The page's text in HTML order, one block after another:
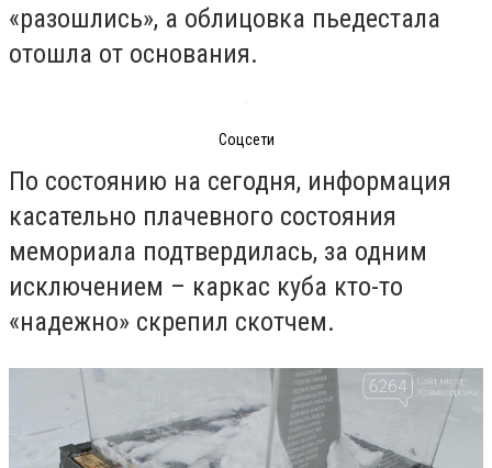
«разошлись», а облицовка пьедестала
отошла от основания.
Соцсети
По состоянию на сегодня, информация
касательно плачевного состояния
мемориала подтвердилась, за одним
исключением – каркас куба кто-то
«надежно» скрепил скотчем.